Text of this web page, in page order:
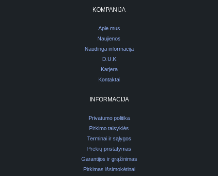
KOMPANIJA
Apie mus
Naujienos
Naudinga informacija
D.U.K
Karjera
Kontaktai
INFORMACIJA
Privatumo politika
Pirkimo taisyklės
Terminai ir sąlygos
Prekių pristatymas
Garantijos ir grąžinimas
Pirkimas išsimokėtinai